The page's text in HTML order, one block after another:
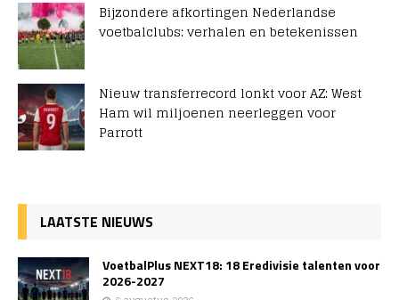
Bijzondere afkortingen Nederlandse
voetbalclubs: verhalen en betekenissen
Nieuw transferrecord lonkt voor AZ: West
Ham wil miljoenen neerleggen voor
Parrott
LAATSTE NIEUWS
VoetbalPlus NEXT18: 18 Eredivisie talenten voor
2026-2027